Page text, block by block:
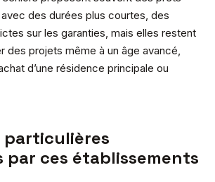
des durées plus courtes, des
sur les garanties, mais elles restent
des projets même à un âge avancé,
d’une résidence principale ou
particulières
par ces établissements